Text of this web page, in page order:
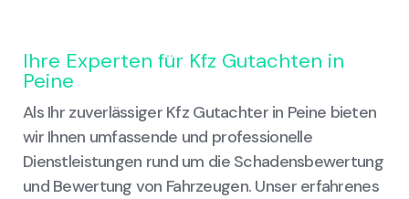
Ihre Experten für Kfz Gutachten in
Peine
Als Ihr zuverlässiger Kfz Gutachter in Peine bieten
wir Ihnen umfassende und professionelle
Dienstleistungen rund um die Schadensbewertung
und Bewertung von Fahrzeugen. Unser erfahrenes